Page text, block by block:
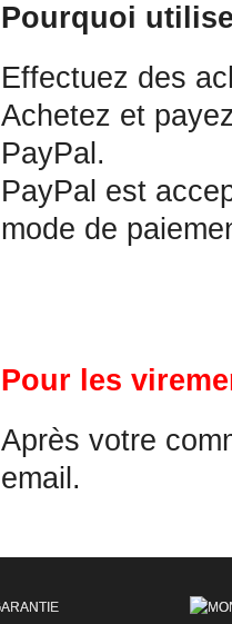
Pourquoi
Effectuez des
Achetez et
PayPal.
PayPal est
mode de
Pour les
Après votre
email.